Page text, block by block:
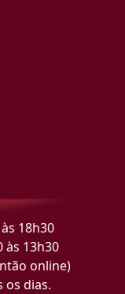
18h30
às 13h30
online)
dias.